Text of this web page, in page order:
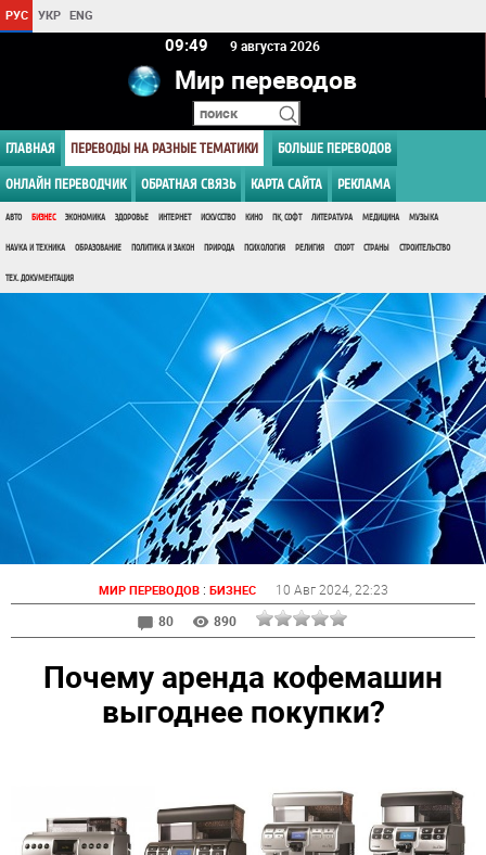
РУС УКР ENG
09 49 9 августа 2026
Мир переводов
ГЛАВНАЯ ПЕРЕВОДЫ НА РАЗНЫЕ ТЕМАТИКИ БОЛЬШЕ ПЕРЕВОДОВ
ОНЛАЙН ПЕРЕВОДЧИК ОБРАТНАЯ СВЯЗЬ КАРТА САЙТА РЕКЛАМА
АВТО БИЗНЕС ЭКОНОМИКА ЗДОРОВЬЕ ИНТЕРНЕТ ИСКУССТВО КИНО ПК, СОФТ ЛИТЕРАТУРА МЕДИЦИНА МУЗЫКА
НАУКА И ТЕХНИКА ОБРАЗОВАНИЕ ПОЛИТИКА И ЗАКОН ПРИРОДА ПСИХОЛОГИЯ РЕЛИГИЯ СПОРТ СТРАНЫ СТРОИТЕЛЬСТВО
ТЕХ. ДОКУМЕНТАЦИЯ
МИР ПЕРЕВОДОВ: БИЗНЕС 10 Авг 2024, 22:23
80
890
Почему аренда кофемашин
выгоднее покупки?